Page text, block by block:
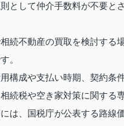
として仲介手数料が不要
続不動産の買取を検討す
。
構成や支払い時期、契約条
続税や空き家対策に関する
は、国税庁が公表する路線